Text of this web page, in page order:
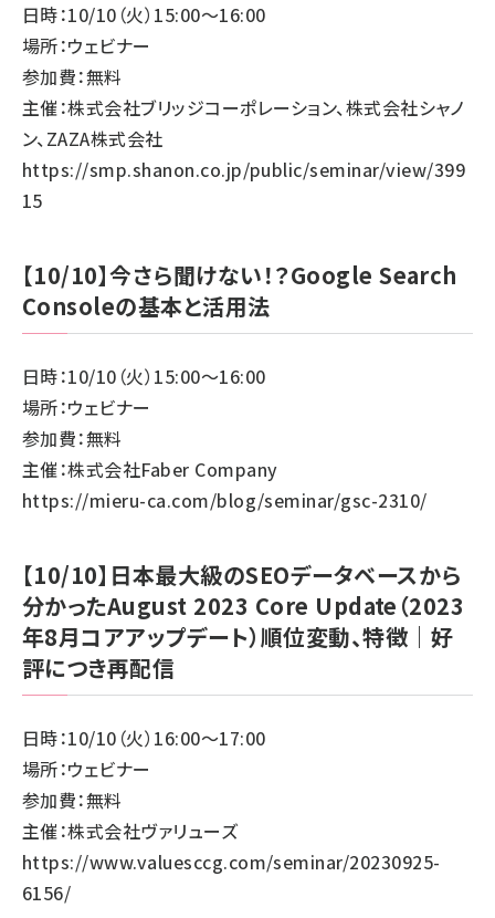
日時：10/10（火）15:00～16:00
場所：ウェビナー
参加費：無料
主催：株式会社ブリッジコーポレーション、株式会社シャノ
ン、ZAZA株式会社
https://smp.shanon.co.jp/public/seminar/view/399
15
【10/10】今さら聞けない！？Google Search
Consoleの基本と活用法
日時：10/10（火）15:00～16:00
場所：ウェビナー
参加費：無料
主催：株式会社Faber Company
https://mieru-ca.com/blog/seminar/gsc-2310/
【10/10】日本最大級のSEOデータベースから
分かったAugust 2023 Core Update（2023
年8月コアアップデート）順位変動、特徴｜好
評につき再配信
日時：10/10（火）16:00～17:00
場所：ウェビナー
参加費：無料
主催：株式会社ヴァリューズ
https://www.valuesccg.com/seminar/20230925-
6156/